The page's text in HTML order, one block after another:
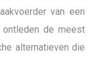
van een
ontleden de meest
alternatieven die